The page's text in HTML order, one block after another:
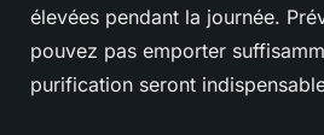
élevées pendant la journée.
pouvez pas emporter
purification seront